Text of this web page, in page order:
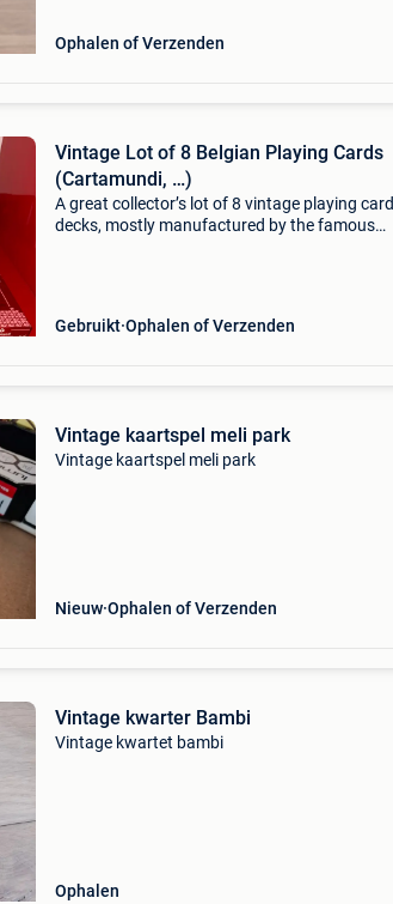
Ophalen of Verzenden
Vintage Lot of 8 Belgian Playing Cards
(Cartamundi, …)
A great collector’s lot of 8 vintage playing card
decks, mostly manufactured by the famous
Gebruikt Ophalen of Verzenden
Vintage kaartspel meli park
Vintage kaartspel meli park
Nieuw Ophalen of Verzenden
Vintage kwarter Bambi
Vintage kwartet bambi
Ophalen